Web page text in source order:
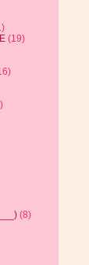
(19)
(8)